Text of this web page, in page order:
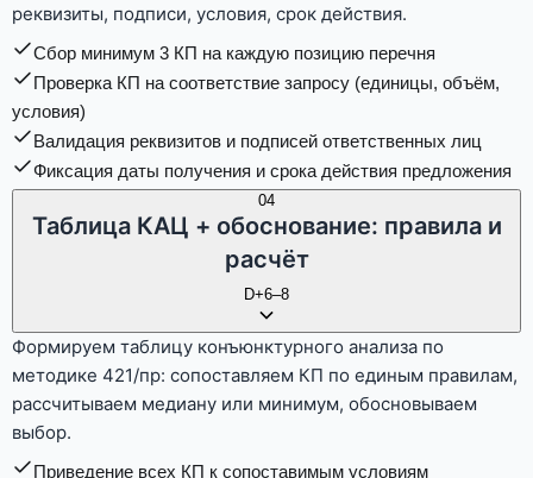
реквизиты, подписи, условия, срок действия.
Сбор минимум 3 КП на каждую позицию перечня
Проверка КП на соответствие запросу (единицы, объём,
условия)
Валидация реквизитов и подписей ответственных лиц
Фиксация даты получения и срока действия предложения
04
Таблица КАЦ + обоснование: правила и
расчёт
D+6–8
Формируем таблицу конъюнктурного анализа по
методике 421/пр: сопоставляем КП по единым правилам,
рассчитываем медиану или минимум, обосновываем
выбор.
Приведение всех КП к сопоставимым условиям